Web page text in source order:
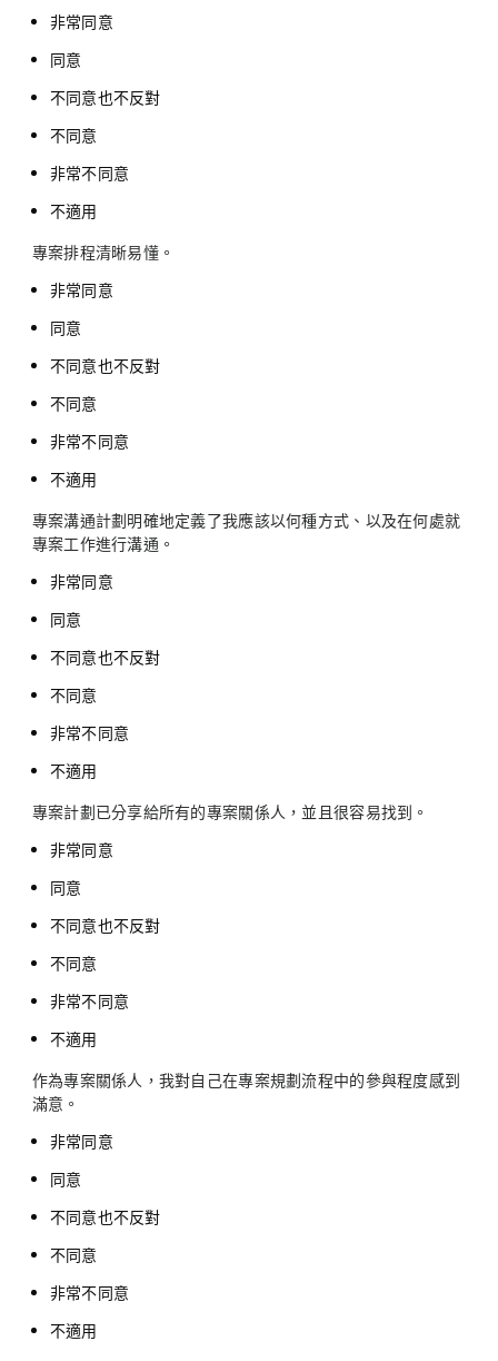
非常同意
同意
不同意也不反對
不同意
非常不同意
不適用
專案排程清晰易懂。
非常同意
同意
不同意也不反對
不同意
非常不同意
不適用
專案溝通計劃明確地定義了我應該以何種方式、以及在何處就
專案工作進行溝通。
非常同意
同意
不同意也不反對
不同意
非常不同意
不適用
專案計劃已分享給所有的專案關係人，並且很容易找到。
非常同意
同意
不同意也不反對
不同意
非常不同意
不適用
作為專案關係人，我對自己在專案規劃流程中的參與程度感到
滿意。
非常同意
同意
不同意也不反對
不同意
非常不同意
不適用